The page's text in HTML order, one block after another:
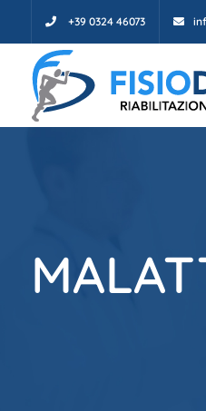
+39 0324 46073